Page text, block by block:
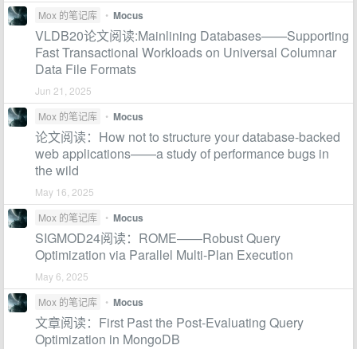
Mox 的笔记库
• Mocus
VLDB20论文阅读:Mainlining Databases——Supporting
Fast Transactional Workloads on Universal Columnar
Data File Formats
Jun 21, 2025
Mox 的笔记库
• Mocus
论文阅读：How not to structure your database-backed
web applications——a study of performance bugs in
the wild
May 16, 2025
Mox 的笔记库
• Mocus
SIGMOD24阅读：ROME——Robust Query
Optimization via Parallel Multi-Plan Execution
May 6, 2025
Mox 的笔记库
• Mocus
文章阅读：First Past the Post-Evaluating Query
Optimization in MongoDB